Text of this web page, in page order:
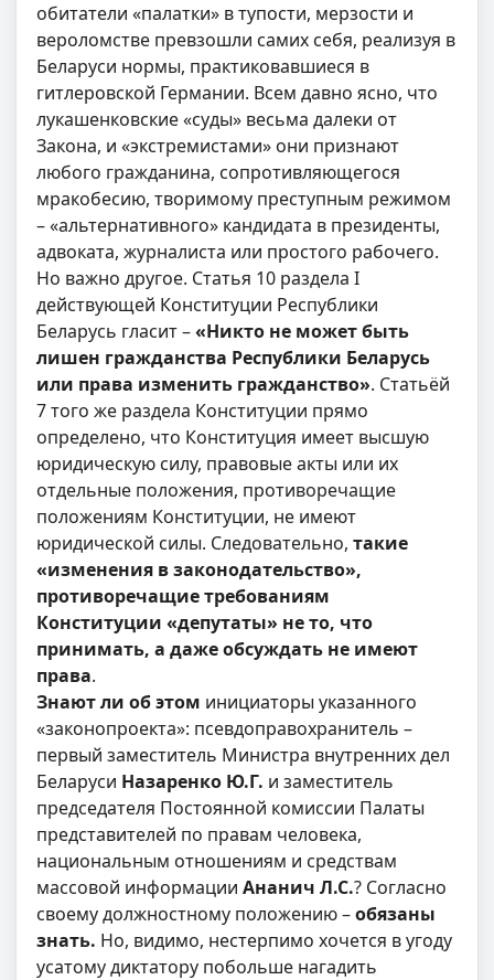
обитатели «палатки» в тупости, мерзости и
вероломстве превзошли самих себя, реализуя в
Беларуси нормы, практиковавшиеся в
гитлеровской Германии. Всем давно ясно, что
лукашенковские «суды» весьма далеки от
Закона, и «экстремистами» они признают
любого гражданина, сопротивляющегося
мракобесию, творимому преступным режимом
– «альтернативного» кандидата в президенты,
адвоката, журналиста или простого рабочего.
Но важно другое. Статья 10 раздела I
действующей Конституции Республики
Беларусь гласит –«Никто не может быть
лишен гражданства Республики Беларусь
или права изменить гражданство». Статьёй
7 того же раздела Конституции прямо
определено, что Конституция имеет высшую
юридическую силу, правовые акты или их
отдельные положения, противоречащие
положениям Конституции, не имеют
юридической силы. Следовательно, такие
«изменения в законодательство»,
противоречащие требованиям
Конституции «депутаты» не то, что
принимать, а даже обсуждать не имеют
права.
Знают ли об этом инициаторы указанного
«законопроекта»: псевдоправохранитель –
первый заместитель Министра внутренних дел
Беларуси Назаренко Ю.Г. и заместитель
председателя Постоянной комиссии Палаты
представителей по правам человека,
национальным отношениям и средствам
массовой информации Ананич Л.С.? Согласно
своему должностному положению –обязаны
знать. Но, видимо, нестерпимо хочется в угоду
усатому диктатору побольше нагадить